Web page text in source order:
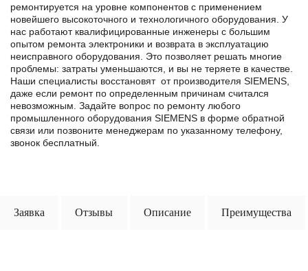
ремонтируется на уровне компонентов с применением
новейшего высокоточного и технологичного оборудования. У
нас работают квалифицированные инженеры с большим
опытом ремонта электроники и возврата в эксплуатацию
неисправного оборудования. Это позволяет решать многие
проблемы: затраты уменьшаются, и вы не теряете в качестве.
Наши специалисты восстановят от производителя SIEMENS,
даже если ремонт по определенным причинам считался
невозможным. Задайте вопрос по ремонту любого
промышленного оборудования SIEMENS в формe обратной
связи или позвоните менеджерам по указанному телефону,
звонок бесплатный.
Заявка Отзывы Описание Преимущества